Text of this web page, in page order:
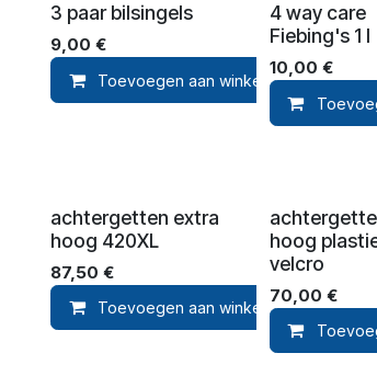
3 paar bilsingels
9,00 €
Toevoegen aan winkelmandje
4 way care
Fiebing's 1 l
10,00 €
achtergetten extra
hoog 420XL
87,50 €
Toevoegen aan winkelmandje
hoog
velcro
70,00 €